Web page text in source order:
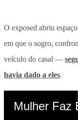
O exposed abriu
em que o sogro,
veículo do casal —
havia dado a eles.